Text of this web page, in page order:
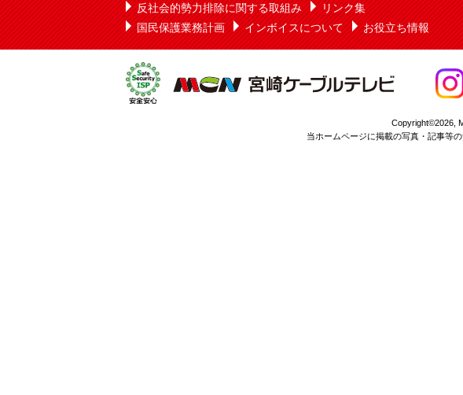
反社会的勢力排除に関する取組み
リンク集
国民保護業務計画
インボイスについて お役立ち情報
Copyright©2026,
当ホームページに掲載の写真・記事等